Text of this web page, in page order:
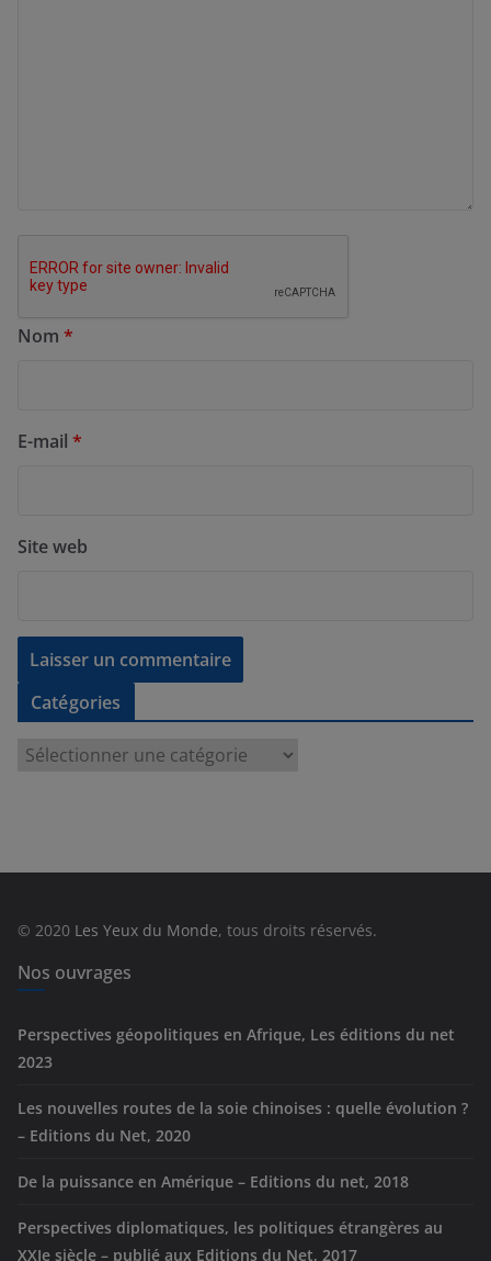
Nom *
E-mail *
Site web
Catégories
e
© 2020 Les Yeux du Monde, tous droits réservés.
Nos ouvrages
Perspectives géopolitiques en Afrique, Les éditions du net
2023
Les nouvelles routes de la soie chinoises : quelle évolution ?
– Editions du Net, 2020
De la puissance en Amérique – Editions du net, 2018
Perspectives diplomatiques, les politiques étrangères au
XXIe siècle – publié aux Editions du Net, 2017